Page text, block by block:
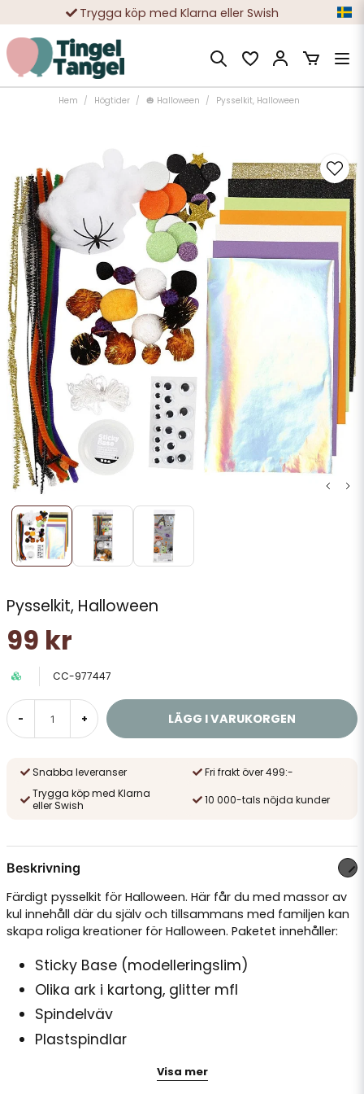
Trygga köp med Klarna eller Swish
10 000-tals nöjda kunder
Hem Högtider 🎃 Halloween Pysselkit, Halloween
Pysselkit, Halloween
99 kr
CC-977447
- + LÄGG I VARUKORGEN
Snabba leveranser
Fri frakt över 499:-
Trygga köp med Klarna
eller Swish
10 000-tals nöjda kunder
Beskrivning
Färdigt pysselkit för Halloween. Här får du med massor av
kul innehåll där du själv och tillsammans med familjen kan
skapa roliga kreationer för Halloween. Paketet innehåller:
Sticky Base (modelleringslim)
Olika ark i kartong, glitter mfl
Spindelväv
Plastspindlar
Visa mer